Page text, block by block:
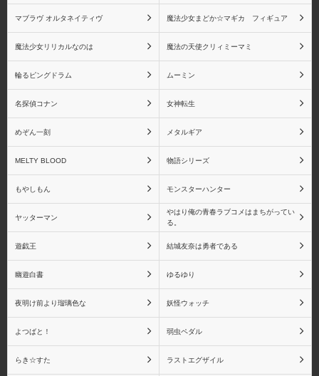
マブラヴ オルタネイティヴ 魔法少女まどか☆マギカ フィギュア
魔法少女リリカルなのは 魔法の天使クリィミーマミ
輪るピングドラム ムーミン
名探偵コナン 女神転生
めぞん一刻 メタルギア
MELTY BLOOD 物語シリーズ
もやしもん モンスターハンター
ヤッターマン
やはり俺の青春ラブコメはまちがってい
る。
遊戯王 結城友奈は勇者である
幽遊白書 ゆるゆり
夜明け前より瑠璃色な 妖怪ウォッチ
よつばと！ 弱虫ペダル
らき☆すた ラストエグザイル